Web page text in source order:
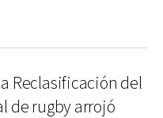
Reclasificación del
de rugby arrojó